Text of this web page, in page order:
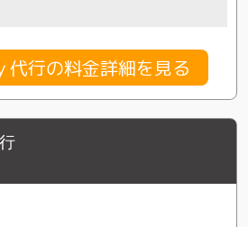
代行の料金詳細を見る